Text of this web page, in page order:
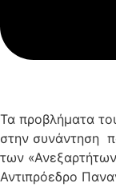
Τα προβλήματα
στην συνάντηση
των
Αντιπρόεδρο